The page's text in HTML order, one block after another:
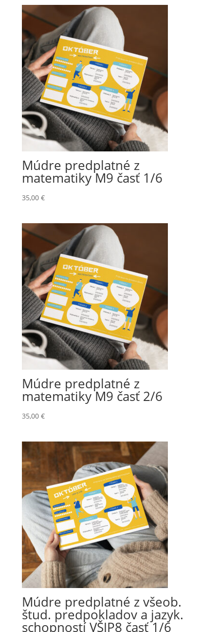
Múdre predplatné z
matematiky M9 časť 1/6
35,00 €
Múdre predplatné z
matematiky M9 časť 2/6
35,00 €
Múdre predplatné z všeob.
štud. predpokladov a jazyk.
schopností VŠJP8 časť 1/6